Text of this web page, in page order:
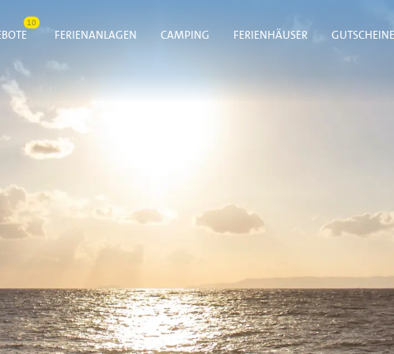
10
FERIENANLAGEN CAMPING FERIENHÄUSER GUTSCHEINE